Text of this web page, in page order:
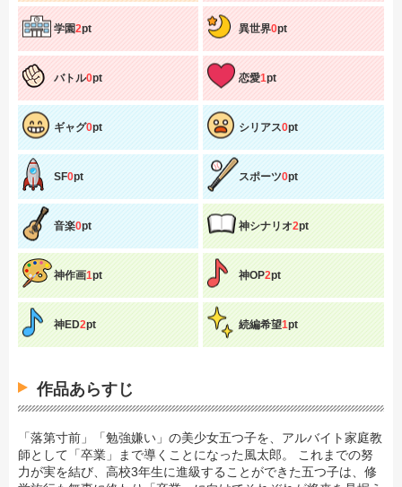
学園2pt 異世界0pt
バトル0pt 恋愛1pt
ギャグ0pt シリアス0pt
SF0pt スポーツ0pt
音楽0pt 神シナリオ2pt
神作画1pt 神OP2pt
神ED2pt 続編希望1pt
作品あらすじ
「落第寸前」「勉強嫌い」の美少女五つ子を、アルバイト家庭教
師として「卒業」まで導くことになった風太郎。 これまでの努
力が実を結び、高校3年生に進級することができた五つ子は、修